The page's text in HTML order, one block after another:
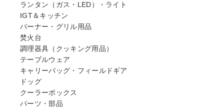
ランタン（ガス・LED）・ライト
IGT＆キッチン
バーナー・グリル用品
焚火台
調理器具（クッキング用品）
テーブルウェア
キャリーバッグ・フィールドギア
ドッグ
クーラーボックス
パーツ・部品